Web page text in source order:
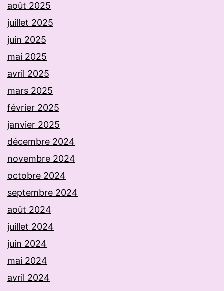
août 2025
juillet 2025
juin 2025
mai 2025
avril 2025
mars 2025
février 2025
janvier 2025
décembre 2024
novembre 2024
octobre 2024
septembre 2024
août 2024
juillet 2024
juin 2024
mai 2024
avril 2024